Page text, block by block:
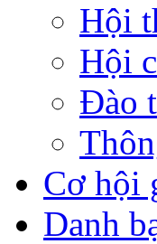
Hội
Hội
Đào
Cơ hội
Danh